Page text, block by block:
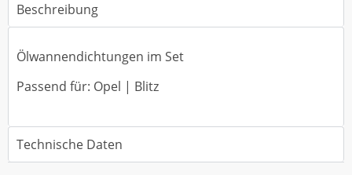
Beschreibung
Ölwannendichtungen im Set
Passend für: Opel | Blitz
Technische Daten